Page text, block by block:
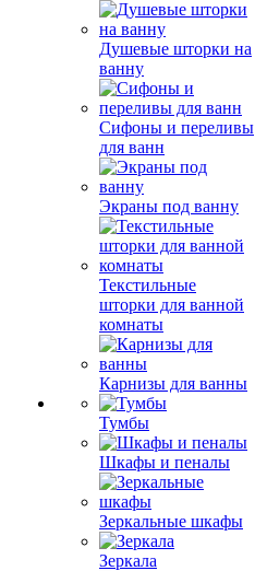
Душевые шторки на
ванну
Сифоны и переливы
для ванн
Экраны под ванну
Текстильные
шторки для ванной
комнаты
Карнизы для ванны
Тумбы
Шкафы и пеналы
Зеркальные шкафы
Зеркала